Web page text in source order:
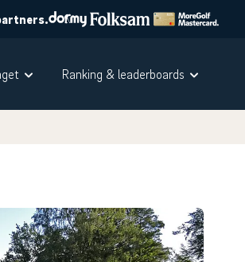
Ranking & leaderboards